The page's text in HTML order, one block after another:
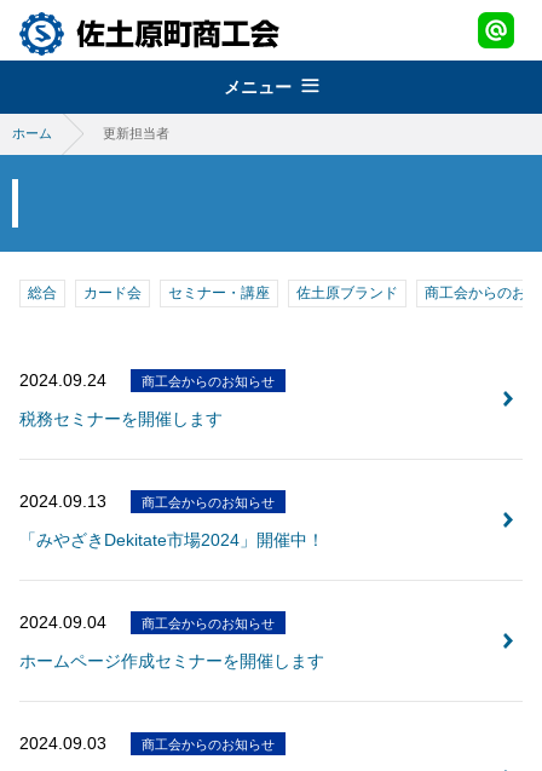
メニュー
組織概要
about
女性部
商工会会報
施設のご利用について
創業・経営革新支援
補助金・助成金
需要動向調査
原産地証明発給
promotion
物産品・特産品振興
さどわらブランド
会員紹介
member
ログイン
login
会員ログイン
新規登録
ホーム 更新担当者
総合 カード会 セミナー・講座 佐土原ブランド 商工会からのお
2024.09.24 商工会からのお知らせ
税務セミナーを開催します
2024.09.13 商工会からのお知らせ
「みやざきDekitate市場2024」開催中！
2024.09.04 商工会からのお知らせ
ホームページ作成セミナーを開催します
2024.09.03 商工会からのお知らせ